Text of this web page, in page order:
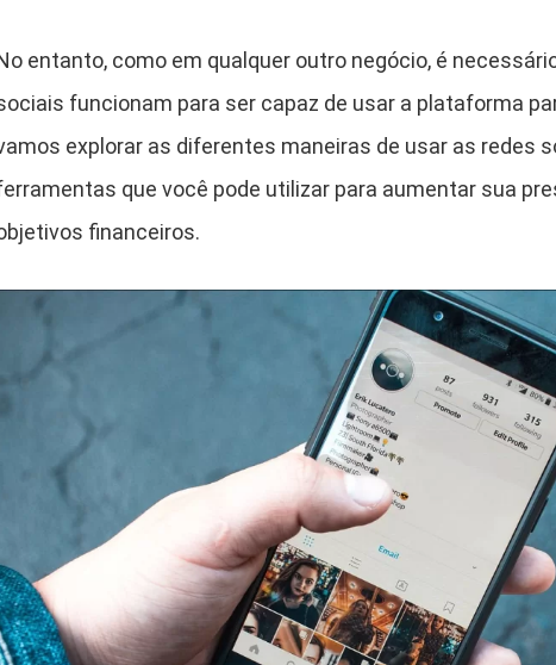
entanto, como em qualquer outro negócio, é
funcionam para ser capaz de usar a plataforma
explorar as diferentes maneiras de usar as redes
que você pode utilizar para aumentar sua
financeiros.